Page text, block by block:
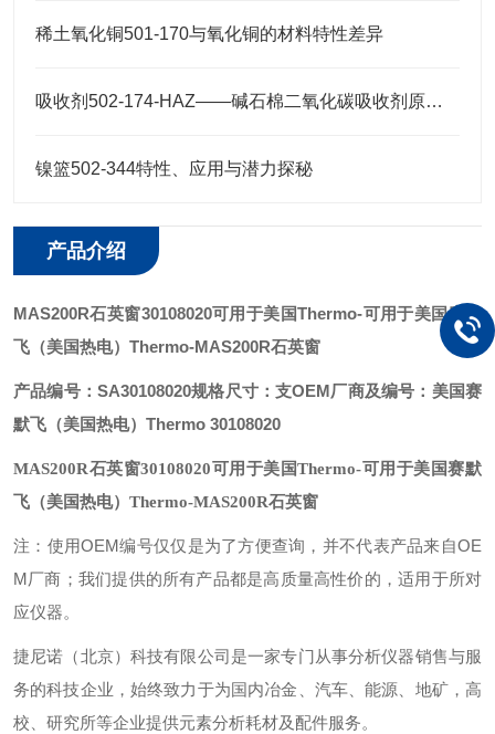
稀土氧化铜501-170与氧化铜的材料特性差异
吸收剂502-174-HAZ——碱石棉二氧化碳吸收剂原理与元素分析及气体净化应用
镍篮502-344特性、应用与潜力探秘
产品介绍
MAS200R石英窗30108020可用于美国Thermo-可用于美国赛默
飞（美国热电）Thermo-MAS200R石英窗
产品编号：SA30108020规格尺寸：支OEM厂商及编号：美国赛
默飞（美国热电）Thermo 30108020
MAS200R石英窗30108020可用于美国Thermo-可用于美国赛默
飞（美国热电）Thermo-MAS200R石英窗
注：使用OEM编号仅仅是为了方便查询，并不代表产品来自OE
M厂商；我们提供的所有产品都是高质量高性价的，适用于所对
应仪器。
捷尼诺（北京）科技有限公司是一家专门从事分析仪器销售与服
务的科技企业，始终致力于为国内冶金、汽车、能源、地矿，高
校、研究所等企业提供元素分析耗材及配件服务。